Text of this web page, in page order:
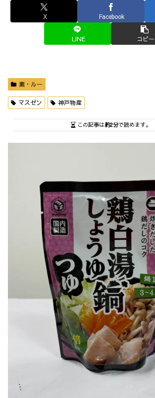
X Facebook
LINE コピー
素・ルー
マスゼン 神戸物産
この記事は約2分で読めます。